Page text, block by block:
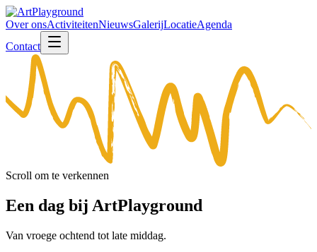
Over onsActiviteitenNieuwsGalerijLocatieAgenda
Contact
Scroll om te verkennen
Een dag bij ArtPlayground
Van vroege ochtend tot late middag.